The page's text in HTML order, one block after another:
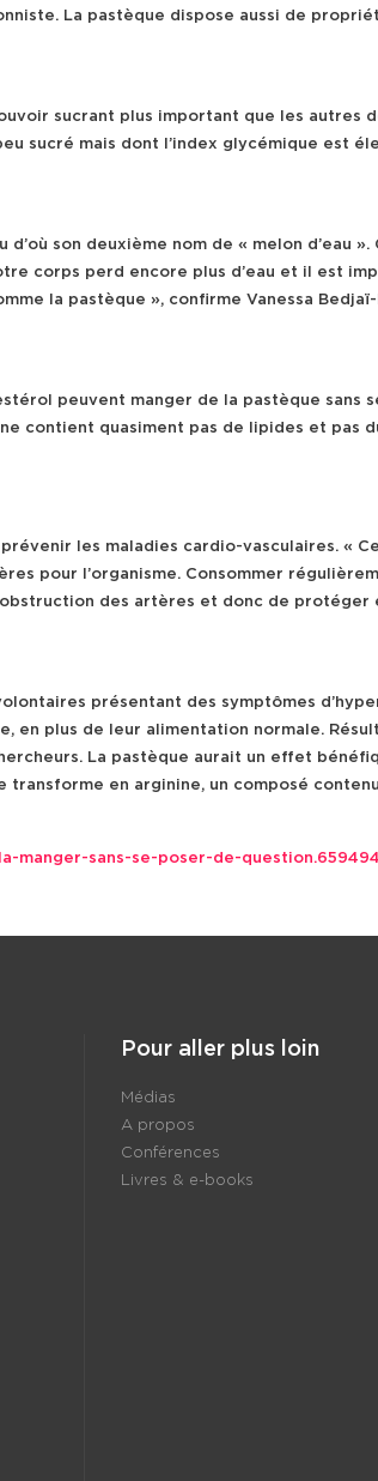
La pastèque dispose aussi de
sucrant plus important que les autres
sucré mais dont l’index glycémique est
son deuxième nom de « melon d’eau
corps perd encore plus d’eau et il est
la pastèque », confirme Vanessa
peuvent manger de la pastèque sans
contient quasiment pas de lipides et pas
les maladies cardio-vasculaires. «
pour l’organisme. Consommer
des artères et donc de protéger
présentant des symptômes
en plus de leur alimentation normale.
La pastèque aurait un effet
transforme en arginine, un composé
sans-se-poser-de-
Pour aller plus loin
Médias
A propos
Conférences
Livres & e-books